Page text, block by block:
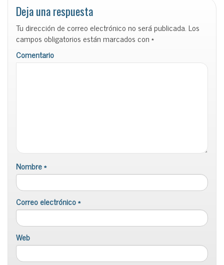
Deja una respuesta
Tu dirección de correo electrónico no será publicada. Los
campos obligatorios están marcados con*
Comentario
Nombre*
Correo electrónico*
Web